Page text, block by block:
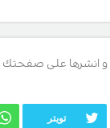
و انشرها على صفحتك
تويتر